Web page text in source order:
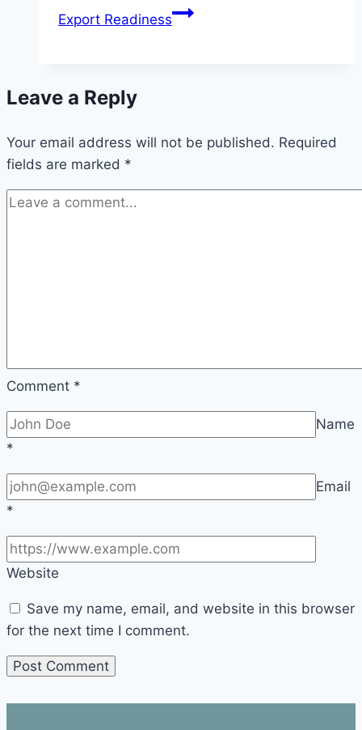
Export Readiness
Leave a Reply
Your email address will not be published. Required
fields are marked *
Comment *
Name
*
Email
*
Website
Save my name, email, and website in this browser
for the next time I comment.